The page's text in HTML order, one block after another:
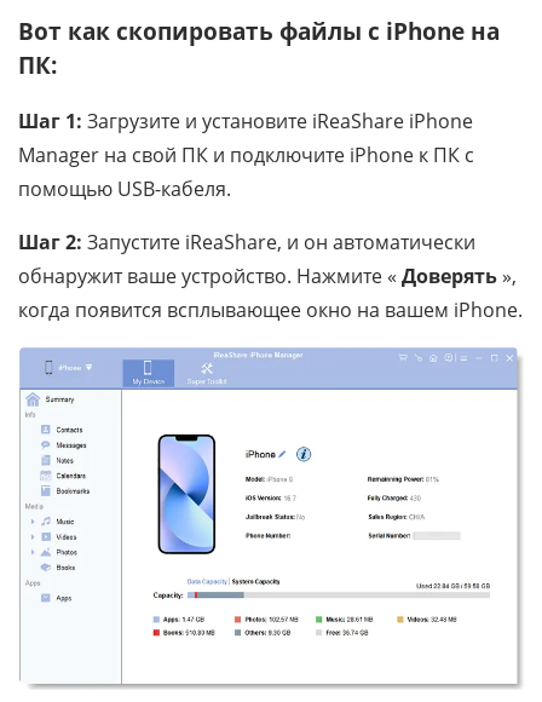
Вот как скопировать файлы с iPhone на
ПК:
Шаг 1: Загрузите и установите iReaShare iPhone
Manager на свой ПК и подключите iPhone к ПК с
помощью USB-кабеля.
Шаг 2: Запустите iReaShare, и он автоматически
обнаружит ваше устройство. Нажмите « Доверять»,
когда появится всплывающее окно на вашем iPhone.